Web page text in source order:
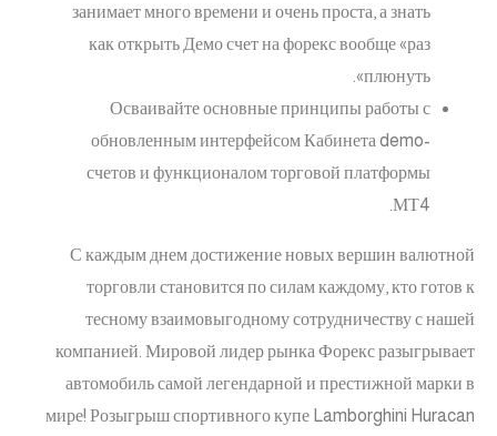
занимает много времени и очень проста, а знать
как открыть Демо счет на форекс вообще «раз
плюнуть».
Осваивайте основные принципы работы с
обновленным интерфейсом Кабинета demo-
счетов и функционалом торговой платформы
МТ4.
С каждым днем достижение новых вершин валютной
торговли становится по силам каждому, кто готов к
тесному взаимовыгодному сотрудничеству с нашей
компанией. Мировой лидер рынка Форекс разыгрывает
автомобиль самой легендарной и престижной марки в
мире! Розыгрыш спортивного купе Lamborghini Huracan